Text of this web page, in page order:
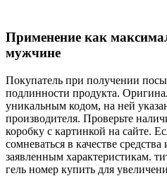
Применение как
мужчине
Покупатель при получении
подлинности продукта.
уникальным кодом, на ней
производителя. Проверьте
коробку с картинкой на сайте.
сомневаться в качестве
заявленным характеристикам.
гель номер купить для